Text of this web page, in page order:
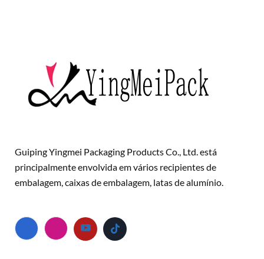
Guiping Yingmei Packaging Products Co., Ltd. está
principalmente envolvida em vários recipientes de
embalagem, caixas de embalagem, latas de alumínio.